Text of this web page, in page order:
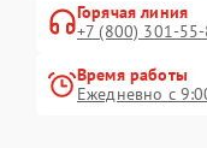
Горячая линия
+7 (800) 301-
Время работы
Ежедневно с